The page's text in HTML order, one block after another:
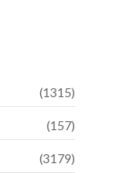
(1315)
(157)
(3179)